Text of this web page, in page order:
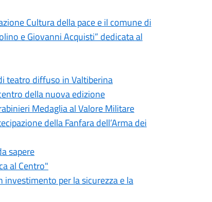
Cultura della pace e il comune di
e Giovanni Acquisti” dedicata al
teatro diffuso in Valtiberina
della nuova edizione
Medaglia al Valore Militare
della Fanfara dell’Arma dei
sapere
al Centro"
per la sicurezza e la